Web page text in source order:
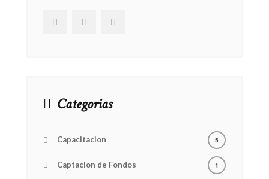
Categorias
Capacitacion 5
Captacion de Fondos 1